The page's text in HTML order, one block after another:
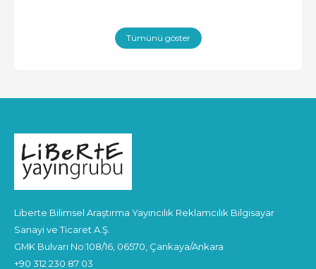
Tümünü göster
Liberte Bilimsel Araştırma Yayıncılık Reklamcılık Bilgisayar
Sanayi ve Ticaret A.Ş.
GMK Bulvarı No:108/16, 06570, Çankaya/Ankara
+90 312 230 87 03